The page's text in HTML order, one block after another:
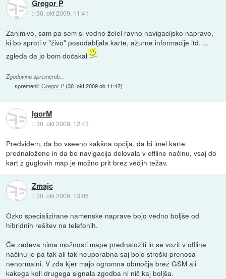
Gregor P
::30. okt 2009, 11:41
Zanimivo, sam pa sem si vedno želel ravno navigacijsko napravo,
ki bo sproti v "živo" posodabljala karte, ažurne informacije itd. ...
zgleda da jo bom dočakal
Zgodovina sprememb…
spremenil:Gregor P(30. okt 2009 ob 11:42)
IgorM
::30. okt 2009, 12:43
Predvidem, da bo vseeno kakšna opcija, da bi imel karte
prednaložene in da bo navigacija delovala v offline načinu, vsaj do
kart z guglovih map je možno prit brez večjih težav.
Zmajc
::30. okt 2009, 13:06
Ozko specializirane namenske naprave bojo vedno boljše od
hibridnih rešitev na telefonih.
Če zadeva nima možnosti mape prednaložiti in se vozit v offline
načinu je pa tak ali tak neuporabna saj bojo stroški prenosa
nenormalni. V zda kjer majo ogromna območja brez GSM ali
kakega koli drugega signala zgodba ni nič kaj boljša.